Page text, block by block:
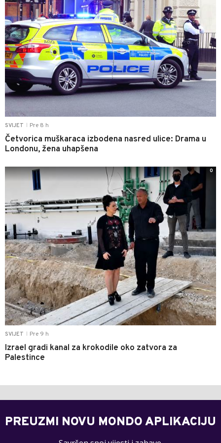
SVIJET Pre 8 h
Četvorica muškaraca izbodena nasred ulice: Drama u
Londonu, žena uhapšena
SVIJET Pre 9 h
Izrael gradi kanal za krokodile oko zatvora za
Palestince
0
PREUZMI NOVU MONDO APLIKACIJU